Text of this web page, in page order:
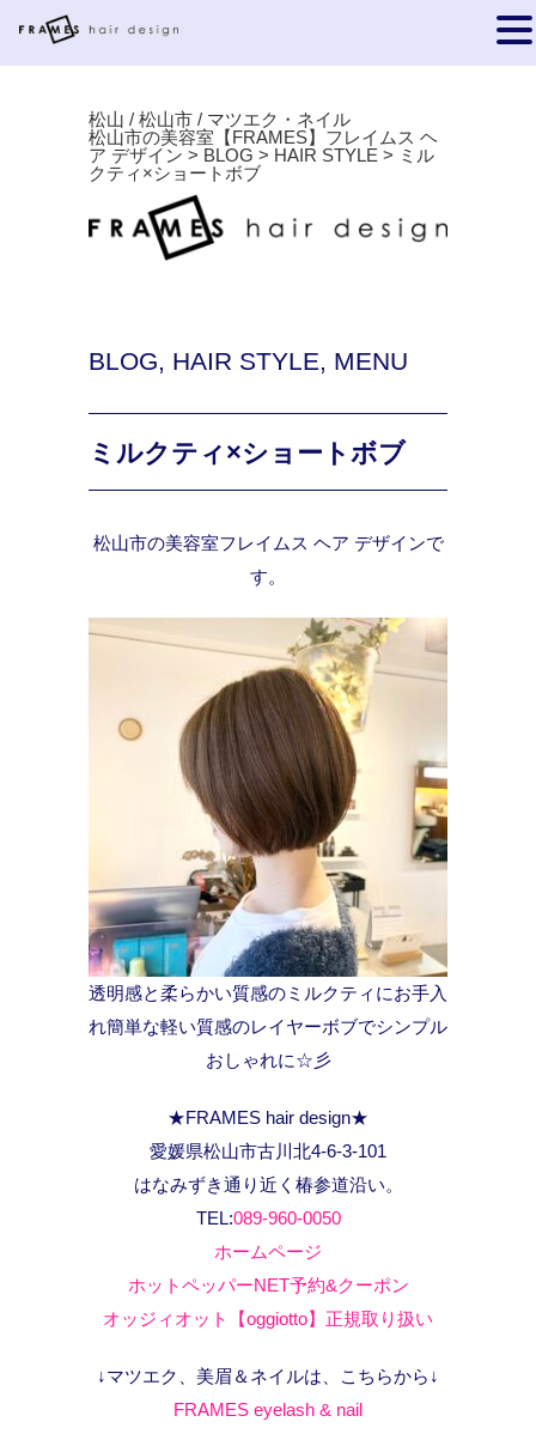
松山 / 松山市 / マツエク・ネイル
松山市の美容室【FRAMES】フレイムス ヘ
ア デザイン > BLOG > HAIR STYLE > ミル
クティ×ショートボブ
BLOG, HAIR STYLE, MENU
ミルクティ×ショートボブ
松山市の美容室フレイムス ヘア デザインで
す。
透明感と柔らかい質感のミルクティにお手入
れ簡単な軽い質感のレイヤーボブでシンプル
おしゃれに☆彡
★FRAMES hair design★
愛媛県松山市古川北4-6-3-101
はなみずき通り近く椿参道沿い。
TEL:089-960-0050
ホームページ
ホットペッパーNET予約&クーポン
オッジィオット【oggiotto】正規取り扱い
↓マツエク、美眉＆ネイルは、こちらから↓
FRAMES eyelash & nail